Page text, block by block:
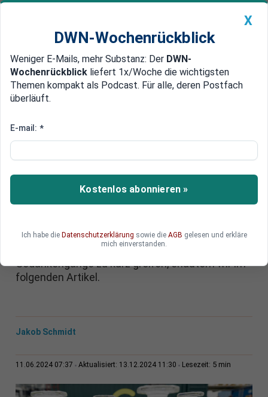
Newsticker MEIN DWN: Geldanlage Premium
Edelmetalle DWN-Magazin China
Wasserstoff-Strategie: Sollte
Methanol setzen?
Deutschland sollte bei seiner Wasserstoff-
Strategie auf Methanol statt Wasserstoffgas
Wissenschaftsjournalist Jean Pütz. Welche
Gründe er nennt und inwiefern seine
Gedankengänge zu kurz greifen, erläutern wir im
folgenden Artikel.
Jakob Schmidt
11.06.2024 07:37 Aktualisiert: 13.12.2024 11:30 Lesezeit: 5 min
X
DWN-Wochenrückblick
Weniger E-Mails, mehr Substanz: Der DWN-
Wochenrückblick liefert 1x/Woche die wichtigsten
Themen kompakt als Podcast. Für alle, deren Postfach
überläuft.
E-mail: *
Kostenlos abonnieren »
Ich habe die Datenschutzerklärung sowie die AGB gelesen und erkläre
mich einverstanden.